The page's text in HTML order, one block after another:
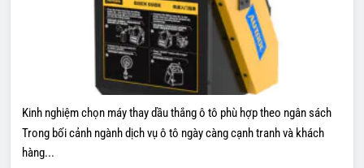
Kinh nghiệm chọn máy thay dầu thắng ô tô phù hợp theo ngân sách
Trong bối cảnh ngành dịch vụ ô tô ngày càng cạnh tranh và khách
hàng...